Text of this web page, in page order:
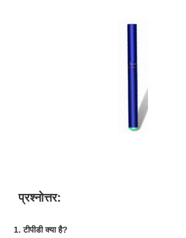
प्रश्नोत्तर:
1. टीपीडी क्या है?